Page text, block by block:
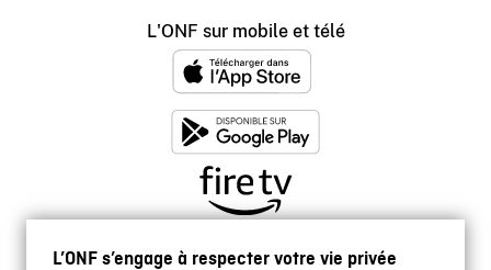
L’ONF s’engage à respecter votre vie privée
L'ONF sur mobile et télé